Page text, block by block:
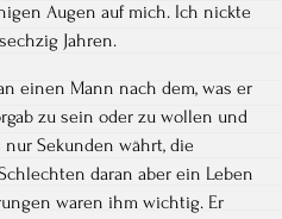
Augen auf mich. Ich nickte
Jahren.
einen Mann nach dem, was er
zu sein oder zu wollen und
Sekunden währt, die
daran aber ein Leben
waren ihm wichtig. Er